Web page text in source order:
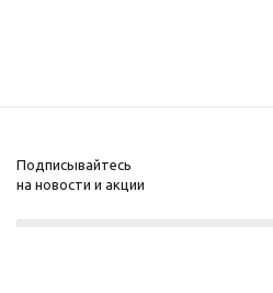
Подписывайтесь
на новости и акции